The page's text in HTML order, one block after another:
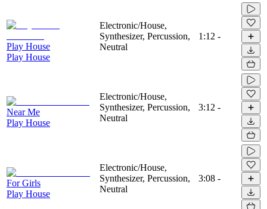
Play House
Play House
Electronic/House,
Synthesizer, Percussion,
Neutral
1:12 -
Near Me
Play House
Electronic/House,
Synthesizer, Percussion,
Neutral
3:12 -
For Girls
Play House
Electronic/House,
Synthesizer, Percussion,
Neutral
3:08 -